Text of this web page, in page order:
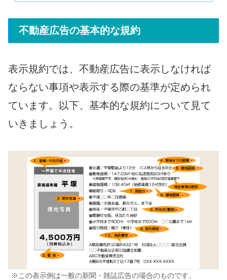
不動産広告の基本的な規約
表示規約では、不動産広告に表示しなければ
ならない事項や表示する際の基準が定められ
ています。以下、基本的な規約について見て
いきましょう。
※この表示例は一般の新聞・雑誌広告の場合のものです。